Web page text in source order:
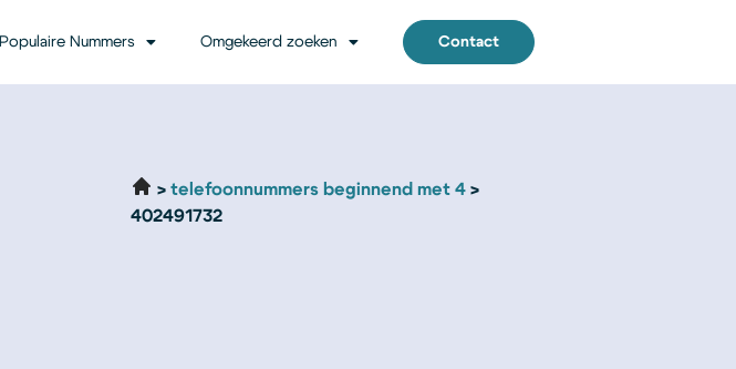
Populaire Nummers Omgekeerd zoeken Contact
telefoonnummers beginnend met 4
402491732